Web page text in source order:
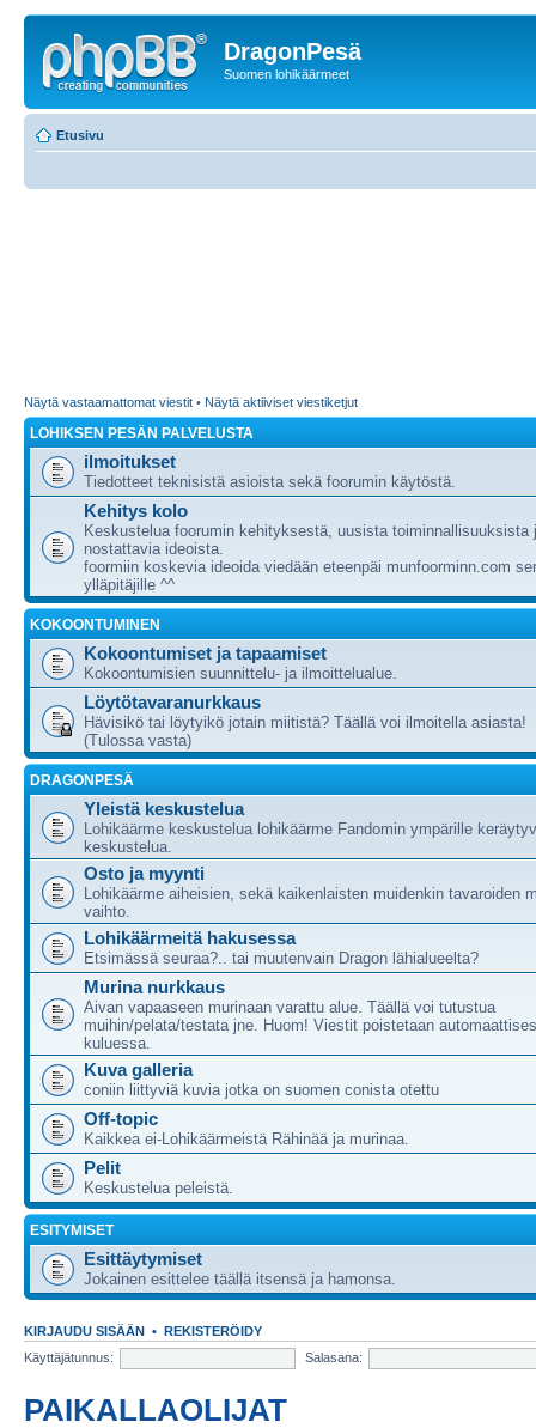
DragonPesä
Suomen lohikäärmeet
Etusivu
Näytä vastaamattomat viestit • Näytä aktiiviset viestiketjut
LOHIKSEN PESÄN PALVELUSTA
ilmoitukset
Tiedotteet teknisistä asioista sekä foorumin käytöstä.
Kehitys kolo
Keskustelua foorumin kehityksestä, uusista toiminnallisuuksista
nostattavia ideoista.
foormiin koskevia ideoida viedään eteenpäi munfoorminn.com
ylläpitäjille ^^
KOKOONTUMINEN
Kokoontumiset ja tapaamiset
Kokoontumisien suunnittelu- ja ilmoittelualue.
Löytötavaranurkkaus
Hävisikö tai löytyikö jotain miitistä? Täällä voi ilmoitella asiasta!
(Tulossa vasta)
DRAGONPESÄ
Yleistä keskustelua
Lohikäärme keskustelua lohikäärme Fandomin ympärille
keskustelua.
Osto ja myynti
Lohikäärme aiheisien, sekä kaikenlaisten muidenkin tavaroiden
vaihto.
Lohikäärmeitä hakusessa
Etsimässä seuraa?.. tai muutenvain Dragon lähialueelta?
Murina nurkkaus
Aivan vapaaseen murinaan varattu alue. Täällä voi tutustua
muihin/pelata/testata jne. Huom! Viestit poistetaan
kuluessa.
Kuva galleria
coniin liittyviä kuvia jotka on suomen conista otettu
Off-topic
Kaikkea ei-Lohikäärmeistä Rähinää ja murinaa.
Pelit
Keskustelua peleistä.
ESITYMISET
Esittäytymiset
Jokainen esittelee täällä itsensä ja hamonsa.
KIRJAUDU SISÄÄN • REKISTERÖIDY
Käyttäjätunnus:
Salasana:
PAIKALLAOLIJAT